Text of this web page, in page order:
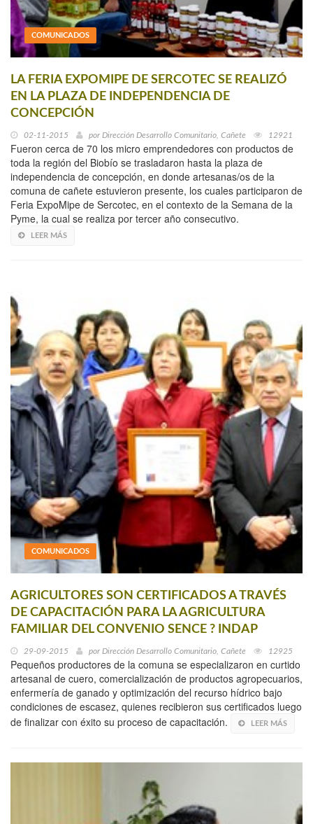
COMUNICADOS
LA FERIA EXPOMIPE DE SERCOTEC SE REALIZÓ
EN LA PLAZA DE INDEPENDENCIA DE
CONCEPCIÓN
02-11-2015 por Dirección Desarrollo Comunitario, Cañete 12921
Fueron cerca de 70 los micro emprendedores con productos de
toda la región del Biobío se trasladaron hasta la plaza de
independencia de concepción, en donde artesanas/os de la
comuna de cañete estuvieron presente, los cuales participaron de
Feria ExpoMipe de Sercotec, en el contexto de la Semana de la
Pyme, la cual se realiza por tercer año consecutivo.
LEER MÁS
COMUNICADOS
AGRICULTORES SON CERTIFICADOS A TRAVÉS
DE CAPACITACIÓN PARA LA AGRICULTURA
FAMILIAR DEL CONVENIO SENCE ? INDAP
29-09-2015 por Dirección Desarrollo Comunitario, Cañete 12925
Pequeños productores de la comuna se especializaron en curtido
artesanal de cuero, comercialización de productos agropecuarios,
enfermería de ganado y optimización del recurso hídrico bajo
condiciones de escasez, quienes recibieron sus certificados luego
de finalizar con éxito su proceso de capacitación.
LEER MÁS